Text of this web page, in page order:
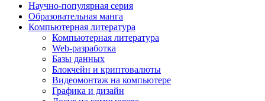
Научно-популярная серия
Образовательная манга
Компьютерная литература
Компьютерная литература
Web-разработка
Базы данных
Блокчейн и криптовалюты
Видеомонтаж на компьютере
Графика и дизайн